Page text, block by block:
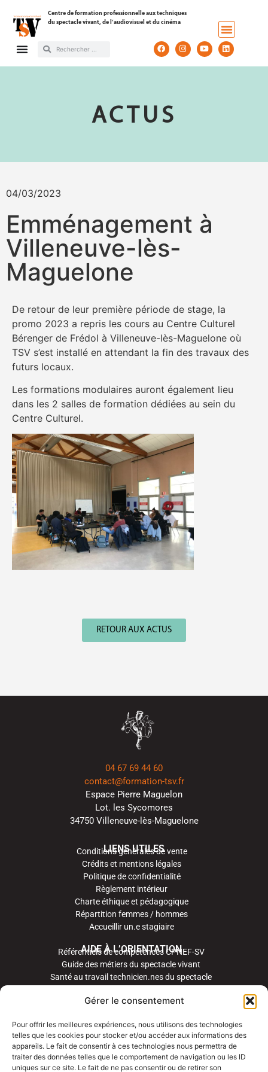
Gérer le consentement
Pour offrir les meilleures expériences, nous utilisons des technologies
telles que les cookies pour stocker et/ou accéder aux informations des
appareils. Le fait de consentir à ces technologies nous permettra de
traiter des données telles que le comportement de navigation ou les ID
uniques sur ce site. Le fait de ne pas consentir ou de retirer son
Centre de formation professionnelle aux techniques
du spectacle vivant, de l’audiovisuel et du cinéma
ACTUS
04/03/2023
Emménagement à
Villeneuve-lès-
Maguelone
De retour de leur première période de stage, la
promo 2023 a repris les cours au Centre Culturel
Bérenger de Frédol à Villeneuve-lès-Maguelone où
TSV s’est installé en attendant la fin des travaux des
futurs locaux.
Les formations modulaires auront également lieu
dans les 2 salles de formation dédiées au sein du
Centre Culturel.
RETOUR AUX ACTUS
04 67 69 44 60
contact@formation-tsv.fr
Espace Pierre Maguelon
Lot. les Sycomores
34750 Villeneuve-lès-Maguelone
LIENS UTILES
Conditions générales de vente
Crédits et mentions légales
Politique de confidentialité
Règlement intérieur
Charte éthique et pédagogique
Répartition femmes / hommes
Accueillir un.e stagiaire
AIDE À L’ORIENTATION
Référentiels de compétences CPNEF-SV
Guide des métiers du spectacle vivant
Santé au travail technicien.nes du spectacle